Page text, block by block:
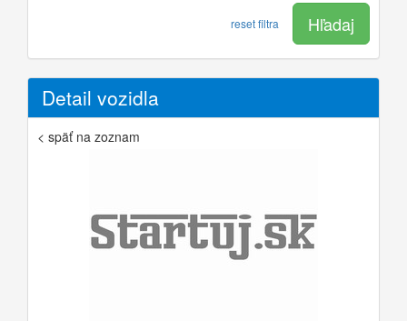
reset filtra Hľadaj
Detail vozidla
< späť na zoznam